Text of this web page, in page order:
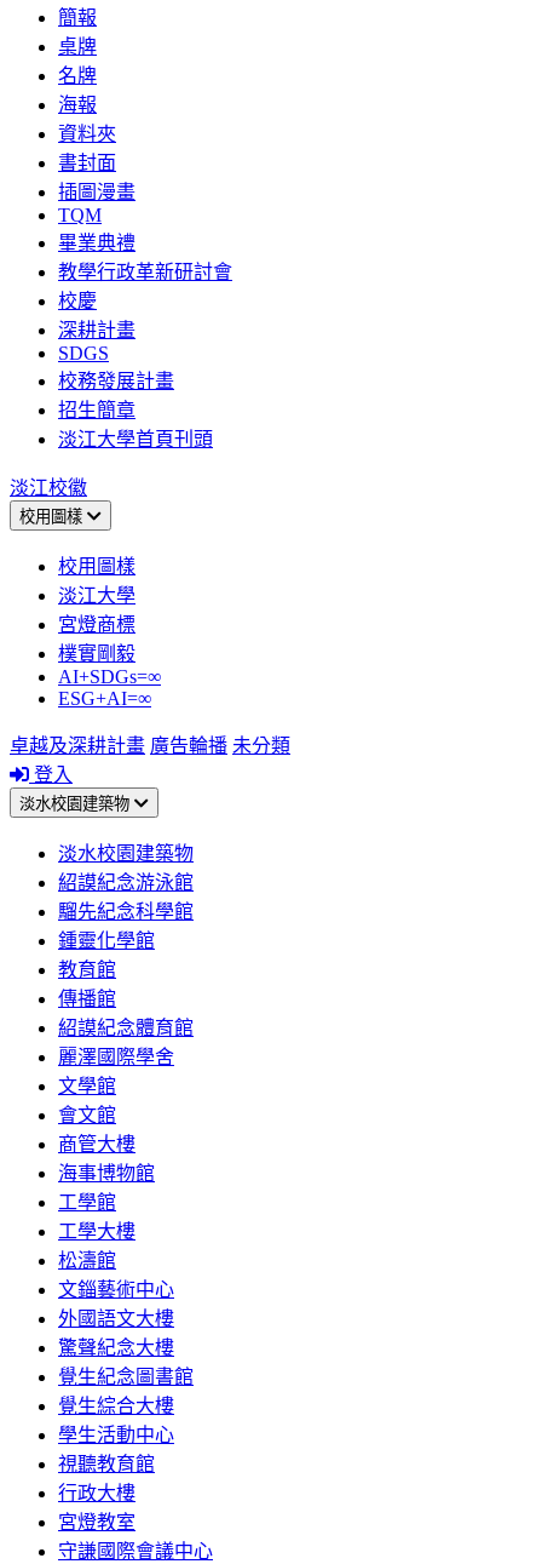
簡報
桌牌
名牌
海報
資料夾
書封面
插圖漫畫
TQM
畢業典禮
教學行政革新研討會
校慶
深耕計畫
SDGS
校務發展計畫
招生簡章
淡江大學首頁刊頭
淡江校徽
校用圖樣
校用圖樣
淡江大學
宮燈商標
樸實剛毅
AI+SDGs=∞
ESG+AI=∞
卓越及深耕計畫 廣告輪播 未分類
登入
淡水校園建築物
淡水校園建築物
紹謨紀念游泳館
騮先紀念科學館
鍾靈化學館
教育館
傳播館
紹謨紀念體育館
麗澤國際學舍
文學館
會文館
商管大樓
海事博物館
工學館
工學大樓
松濤館
文錙藝術中心
外國語文大樓
驚聲紀念大樓
覺生紀念圖書館
覺生綜合大樓
學生活動中心
視聽教育館
行政大樓
宮燈教室
守謙國際會議中心